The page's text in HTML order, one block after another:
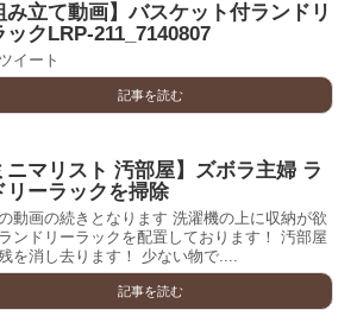
み立て動画】バスケット付ランドリ
ックLRP-211_7140807
イート
記事を読む
ニマリスト 汚部屋】ズボラ主婦 ラ
リーラックを掃除
動画の続きとなります 洗濯機の上に収納が欲
ンドリーラックを配置しております！ 汚部屋
を消し去ります！ 少ない物で....
記事を読む